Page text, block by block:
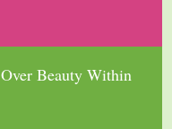
Over Beauty Within